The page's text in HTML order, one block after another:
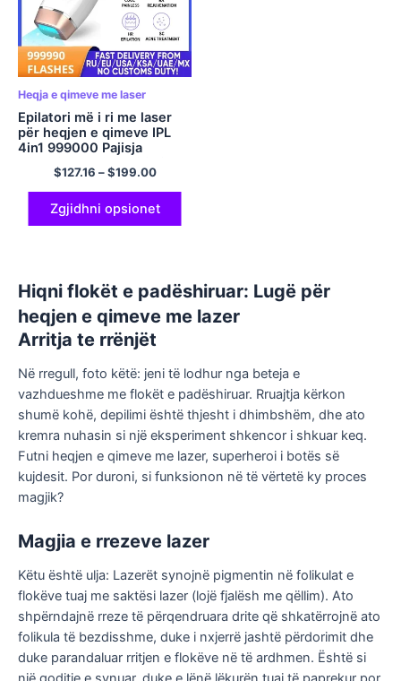
Heqja e qimeve me laser
Epilatori më i ri me laser
për heqjen e qimeve IPL
4in1 999000 Pajisja
përtëritëse për trajtimin e
akneve LCD me Flash
Cooling për Prerësin e
Bikinit në shtëpi
$127.16 –$199.00
Zgjidhni opsionet
Hiqni flokët e padëshiruar: Lugë për
heqjen e qimeve me lazer
Arritja te rrënjët
Në rregull, foto këtë: jeni të lodhur nga beteja e
vazhdueshme me flokët e padëshiruar. Rruajtja kërkon
shumë kohë, depilimi është thjesht i dhimbshëm, dhe ato
kremra nuhasin si një eksperiment shkencor i shkuar keq.
Futni heqjen e qimeve me lazer, superheroi i botës së
kujdesit. Por duroni, si funksionon në të vërtetë ky proces
magjik?
Magjia e rrezeve lazer
Këtu është ulja: Lazerët synojnë pigmentin në folikulat e
flokëve tuaj me saktësi lazer (lojë fjalësh me qëllim). Ato
shpërndajnë rreze të përqendruara drite që shkatërrojnë ato
folikula të bezdisshme, duke i nxjerrë jashtë përdorimit dhe
duke parandaluar rritjen e flokëve në të ardhmen. Është si